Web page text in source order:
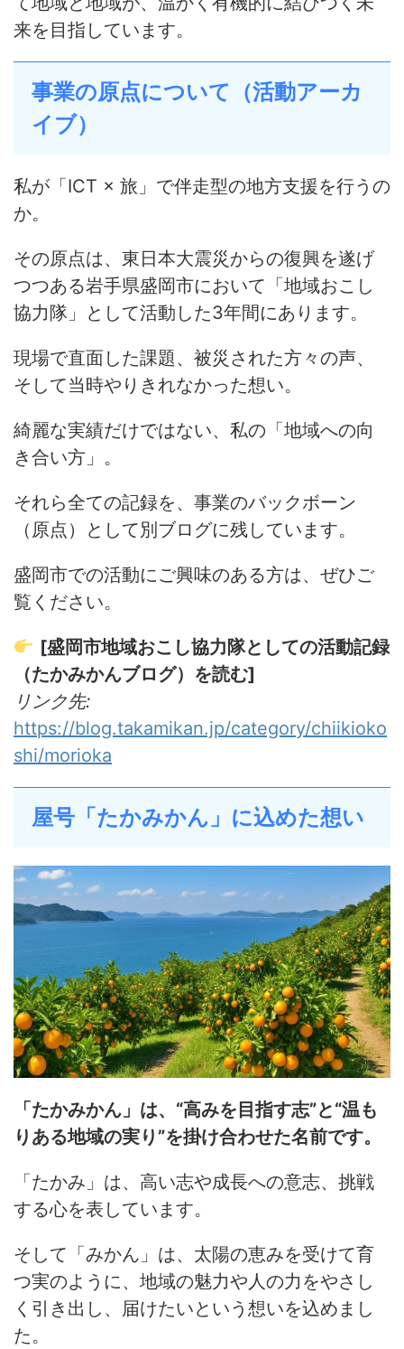
来を目指しています。
事業の原点について（活動アーカ
イブ）
私が「ICT × 旅」で伴走型の地方支援を行うの
か。
その原点は、東日本大震災からの復興を遂げ
つつある岩手県盛岡市において「地域おこし
協力隊」として活動した3年間にあります。
現場で直面した課題、被災された方々の声、
そして当時やりきれなかった想い。
綺麗な実績だけではない、私の「地域への向
き合い方」。
それら全ての記録を、事業のバックボーン
（原点）として別ブログに残しています。
盛岡市での活動にご興味のある方は、ぜひご
覧ください。
[盛岡市地域おこし協力隊としての活動記録
（たかみかんブログ）を読む]
リンク先:
https://blog.takamikan.jp/category/chiikioko
shi/morioka
屋号「たかみかん」に込めた想い
「たかみかん」は、“高みを目指す志”と“温も
りある地域の実り”を掛け合わせた名前です。
「たかみ」は、高い志や成長への意志、挑戦
する心を表しています。
そして「みかん」は、太陽の恵みを受けて育
つ実のように、地域の魅力や人の力をやさし
く引き出し、届けたいという想いを込めまし
た。